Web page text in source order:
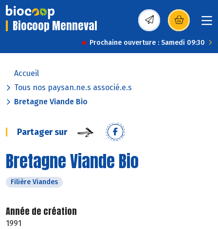
Biocoop Menneval (s’ouvre dans une
Prochaine ouverture : Samedi 09:30
Accueil
Tous nos paysan.ne.s associé.e.s
Bretagne Viande Bio
Partager sur
Bretagne Viande Bio
Filière Viandes
Année de création
1991